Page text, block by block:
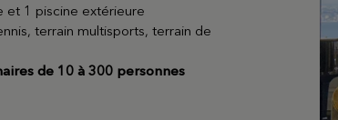
et 1 piscine extérieure
terrain multisports, terrain de
de 10 à 300 personnes